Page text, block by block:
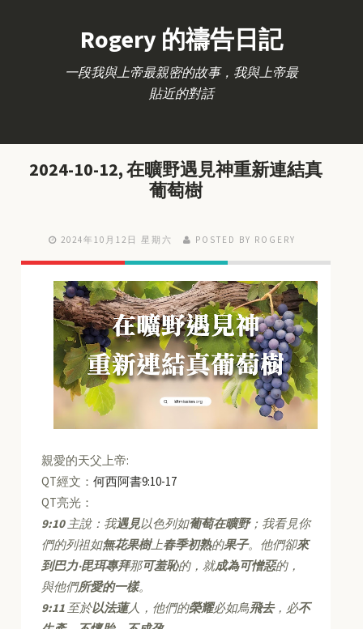
Rogery 的禱告日記
一段我與上帝最親密的故事，我與上帝最
貼近的對話
2024-10-12, 在曠野遇見神重新連結真
葡萄樹
2024年10月12日 星期六 POSTED BY ROGERY
親愛的天父上帝:
QT經文：何西阿書9:10-17
QT亮光：
9:10主說：我遇見以色列如葡萄在曠野；我看見你
們的列祖如無花果樹上春季初熟的果子。他們卻來
到巴力‧毘珥專拜那可羞恥的，就成為可憎惡的，
與他們所愛的一樣。
9:11 至於以法蓮人，他們的榮耀必如鳥飛去，必不